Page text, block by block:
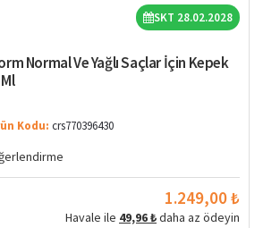
SKT 28.02.2028
Normal Ve Yağlı Saçlar İçin Kepek
Kodu: crs770396430
1.249,00 ₺
Havale ile 49,96 ₺daha az ödeyin